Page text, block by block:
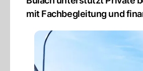
mit Fachbegleitung und